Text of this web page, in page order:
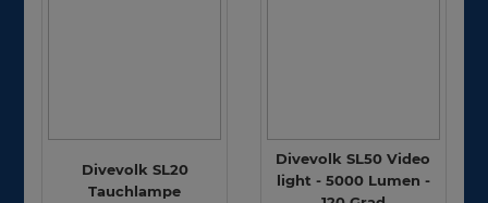
Divevolk SL20
Tauchlampe
Divevolk SL50 Video
light - 5000 Lumen -